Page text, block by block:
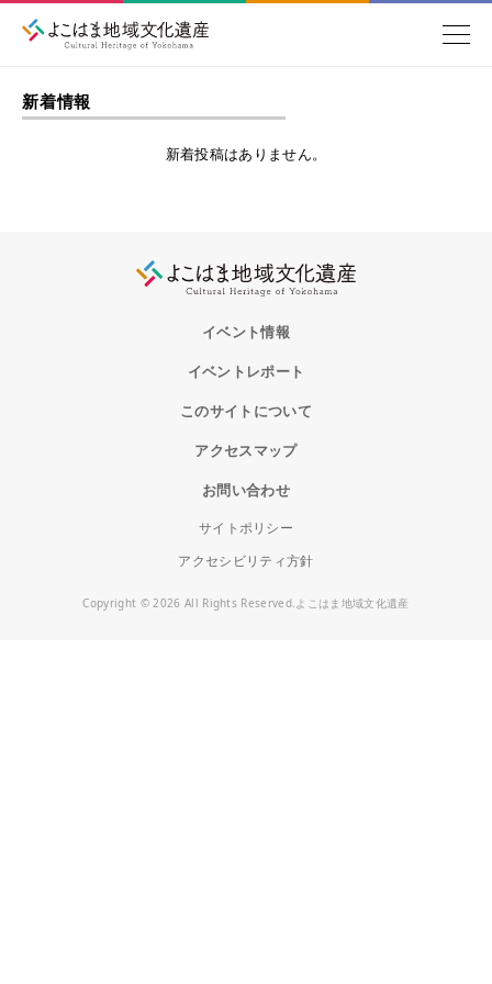
新着情報
新着投稿はありません。
イベント情報
イベントレポート
このサイトについて
アクセスマップ
お問い合わせ
サイトポリシー
アクセシビリティ方針
Copyright © 2026 All Rights Reserved.よこはま地域文化遺産